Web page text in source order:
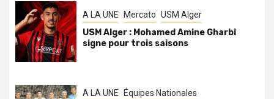
A LA UNE Mercato USM Alger
USM Alger : Mohamed Amine Gharbi
signe pour trois saisons
A LA UNE Équipes Nationales